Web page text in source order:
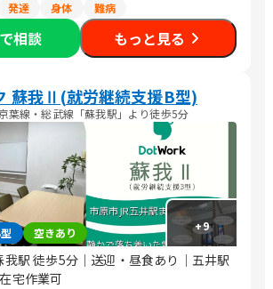
発達 身体 難病
相談 もっと見る
蘇我Ⅱ(就労継続支援B型)
葉線・総武線「蘇我駅」より徒歩5分
+9
空きあり
我駅 徒歩5分｜送迎・昼食あり｜五井駅
宅作業可